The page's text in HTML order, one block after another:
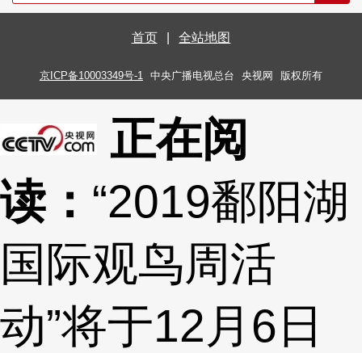
首页 全站地图
京ICP备10003349号-1 中央广播电视总台 央视网 版权所有
正在阅
读： “2019鄱阳湖
国际观鸟周活
动”将于12月6日